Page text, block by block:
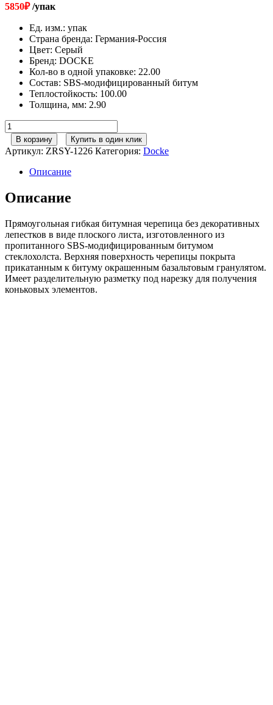
5850₽/упак
Ед. изм.: упак
Страна бренда: Германия-Россия
Цвет: Серый
Бренд: DOCKE
Кол-во в одной упаковке: 22.00
Состав: SBS-модифицированный битум
Теплостойкость: 100.00
Толщина, мм: 2.90
Количество
товара
Коньково-
карнизная
черепица
Döcke
PIE
PREMIUM//
(11м/22м)
В корзину Купить в один клик
Артикул: ZRSY-1226 Категория: Docke
Описание
Описание
Прямоугольная гибкая битумная черепица без декоративных
лепестков в виде плоского листа, изготовленного из
пропитанного SBS-модифицированным битумом
стеклохолста. Верхняя поверхность черепицы покрыта
прикатанным к битуму окрашенным базальтовым гранулятом.
Имеет разделительную разметку под нарезку для получения
коньковых элементов.